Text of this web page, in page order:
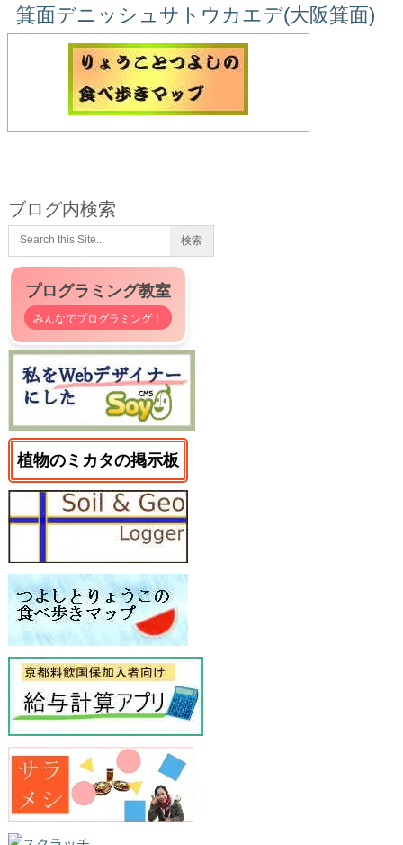
箕面デニッシュサトウカエデ(大阪箕面)
ブログ内検索
プログラミング教室
みんなでプログラミング！
植物のミカタの掲示板